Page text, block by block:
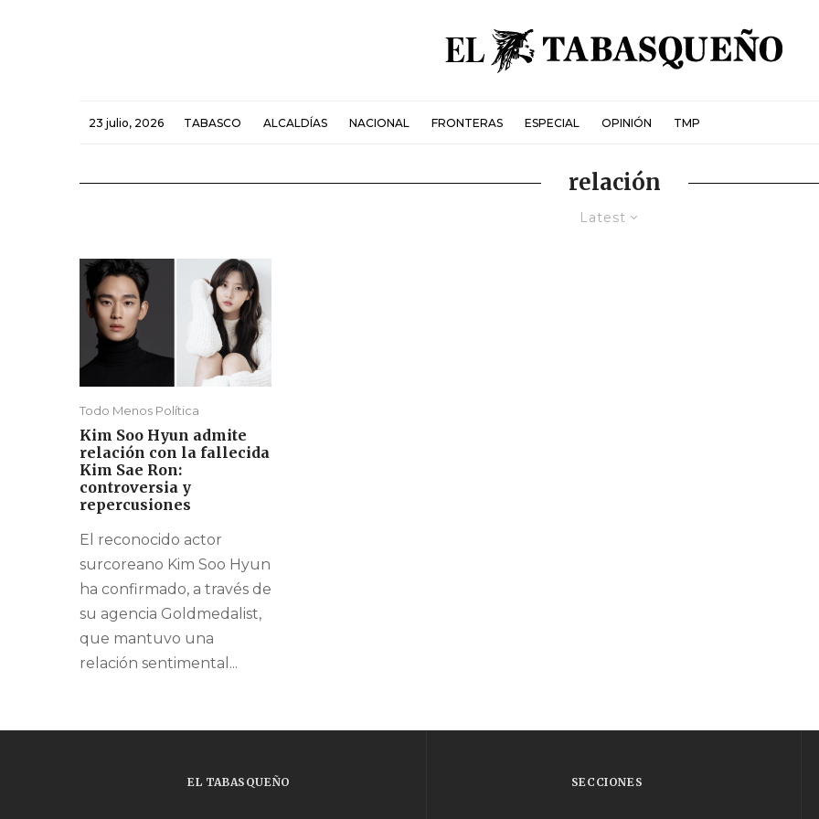
23 julio, 2026 TABASCO ALCALDÍAS NACIONAL FRONTERAS ESPECIAL OPINIÓN TMP
relación
Latest
Todo Menos Política
Kim Soo Hyun admite
relación con la fallecida
Kim Sae Ron:
controversia y
repercusiones
El reconocido actor
surcoreano Kim Soo Hyun
ha confirmado, a través de
su agencia Goldmedalist,
que mantuvo una
relación sentimental...
EL TABASQUEÑO SECCIONES